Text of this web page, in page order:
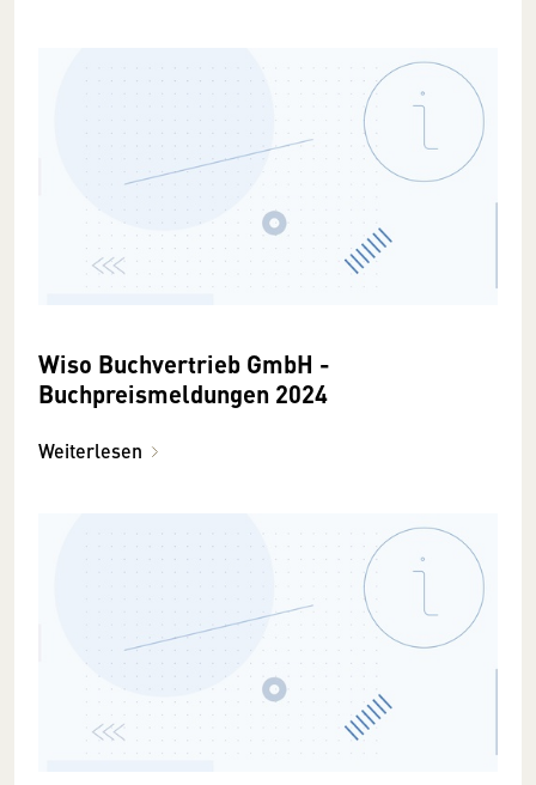
Wiso Buchvertrieb GmbH -
Buchpreismeldungen 2024
Weiterlesen